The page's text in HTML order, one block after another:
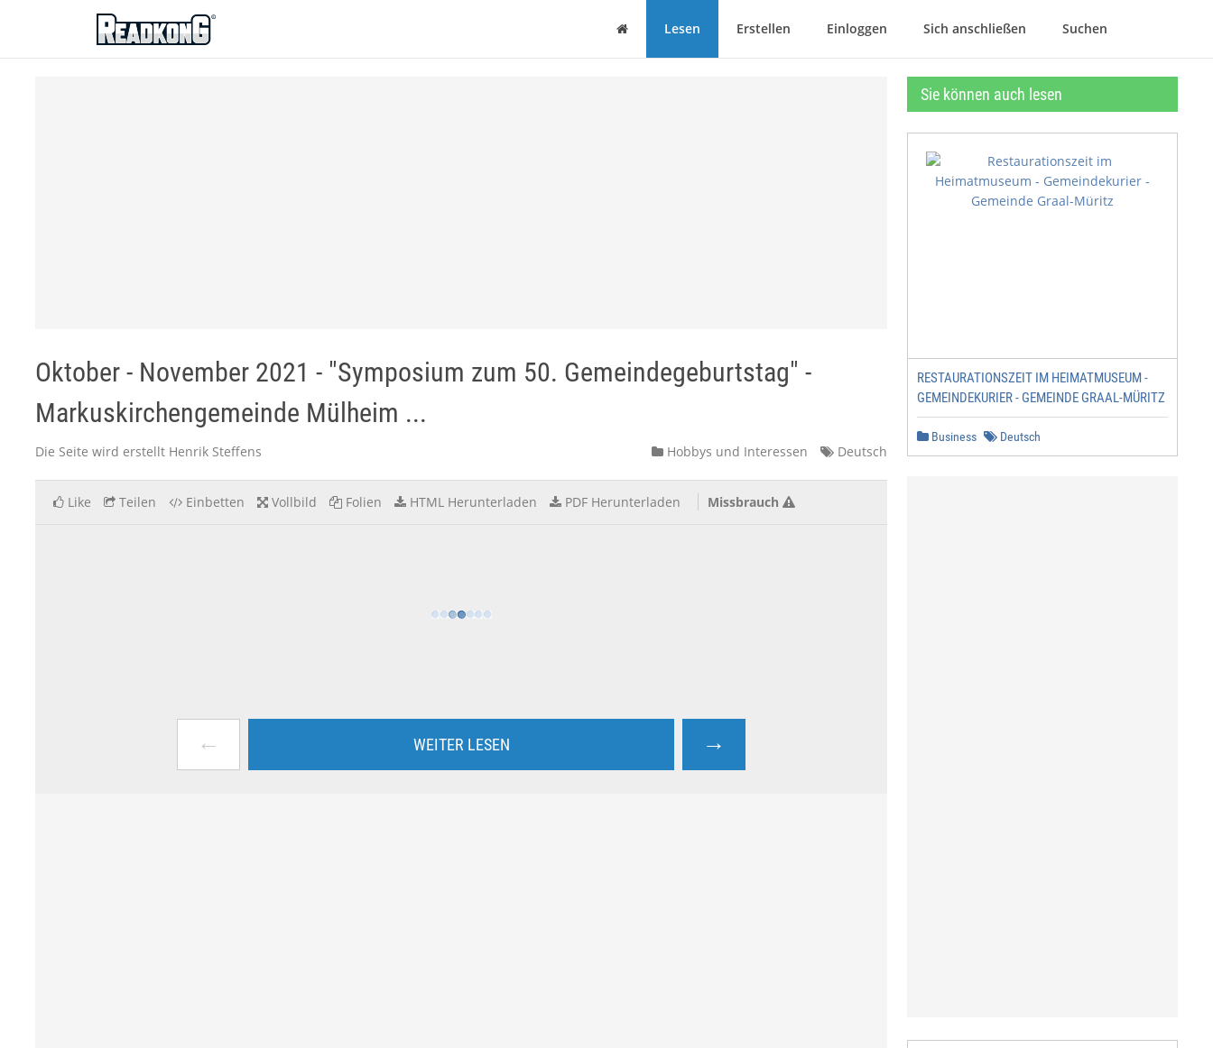
ReadkonG
Haus Lesen Erstellen Einloggen Sich anschließen Suchen
Oktober - November 2021 - "Symposium zum 50. Gemeindegeburtstag" -
Markuskirchengemeinde Mülheim ...
Die Seite wird erstellt Henrik Steffens Hobbys und Interessen Deutsch
Like Teilen Einbetten Vollbild Folien HTML Herunterladen PDF Herunterladen Missbrauch
← WEITER LESEN →
Sie können auch lesen
RESTAURATIONSZEIT IM HEIMATMUSEUM -
GEMEINDEKURIER - GEMEINDE GRAAL-MÜRITZ
Business Deutsch